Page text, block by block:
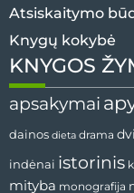
Atsiskaitymo
Knygų kokybė
KNYGOS
apsakymai
dainos dieta drama
indėnai istorinis
mityba monografija